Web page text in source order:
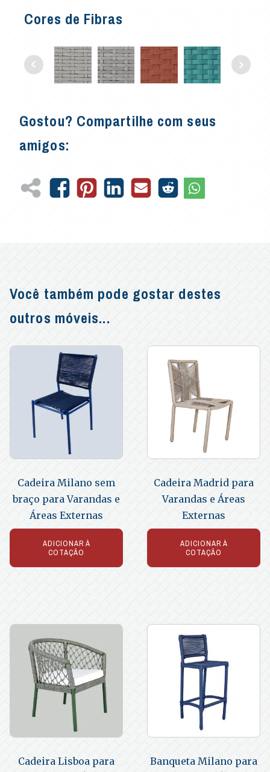
Cores de Fibras
Gostou? Compartilhe com seus
amigos:
Você também pode gostar destes
outros móveis...
Cadeira Milano sem
braço para Varandas e
Áreas Externas
ADICIONAR À
COTAÇÃO
Cadeira Madrid para
Varandas e Áreas
Externas
ADICIONAR À
COTAÇÃO
Cadeira Lisboa para
Banqueta Milano para